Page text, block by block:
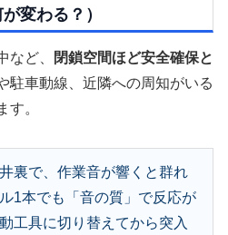
変わる？）
など、
閉鎖空間ほど安全確保と
駐車動線、近隣への周知がいる
す。
裏で、作業音が響くと群れ
1本でも「音の質」で反応が
工具に切り替えてから突入